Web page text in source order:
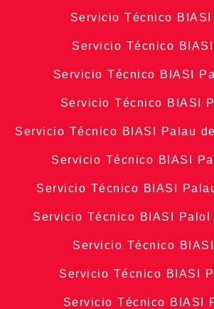
Servicio Técnico BIASI
Servicio Técnico
Servicio Técnico BIASI
Servicio Técnico BIASI
Servicio Técnico BIASI Palau
Servicio Técnico BIASI
Servicio Técnico BIASI
Servicio Técnico BIASI
Servicio Técnico
Servicio Técnico BIASI
Servicio Técnico BIASI